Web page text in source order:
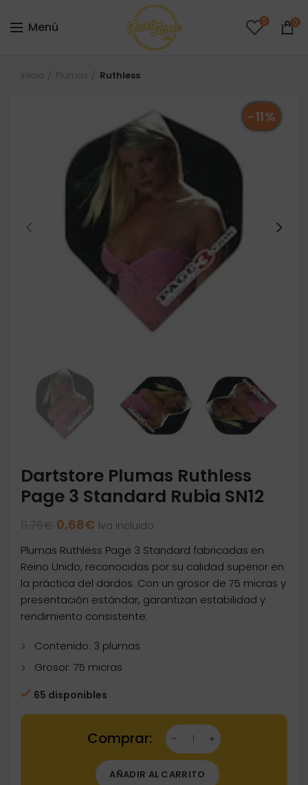
Menú 0 0
Inicio Plumas Ruthless
-11%
Dartstore Plumas Ruthless
Page 3 Standard Rubia SN12
El
original
era:
0,76€.
0,68€ El
actual
es:
0,68€.
Iva incluido
Plumas Ruthless Page 3 Standard fabricadas en
Reino Unido, reconocidas por su calidad superior en
la práctica del dardos. Con un grosor de 75 micras y
presentación estándar, garantizan estabilidad y
rendimiento consistente.
Contenido: 3 plumas
Grosor: 75 micras
65 disponibles
Dartstore Plumas Ruthless Page 3 Standard
AÑADIR AL CARRITO